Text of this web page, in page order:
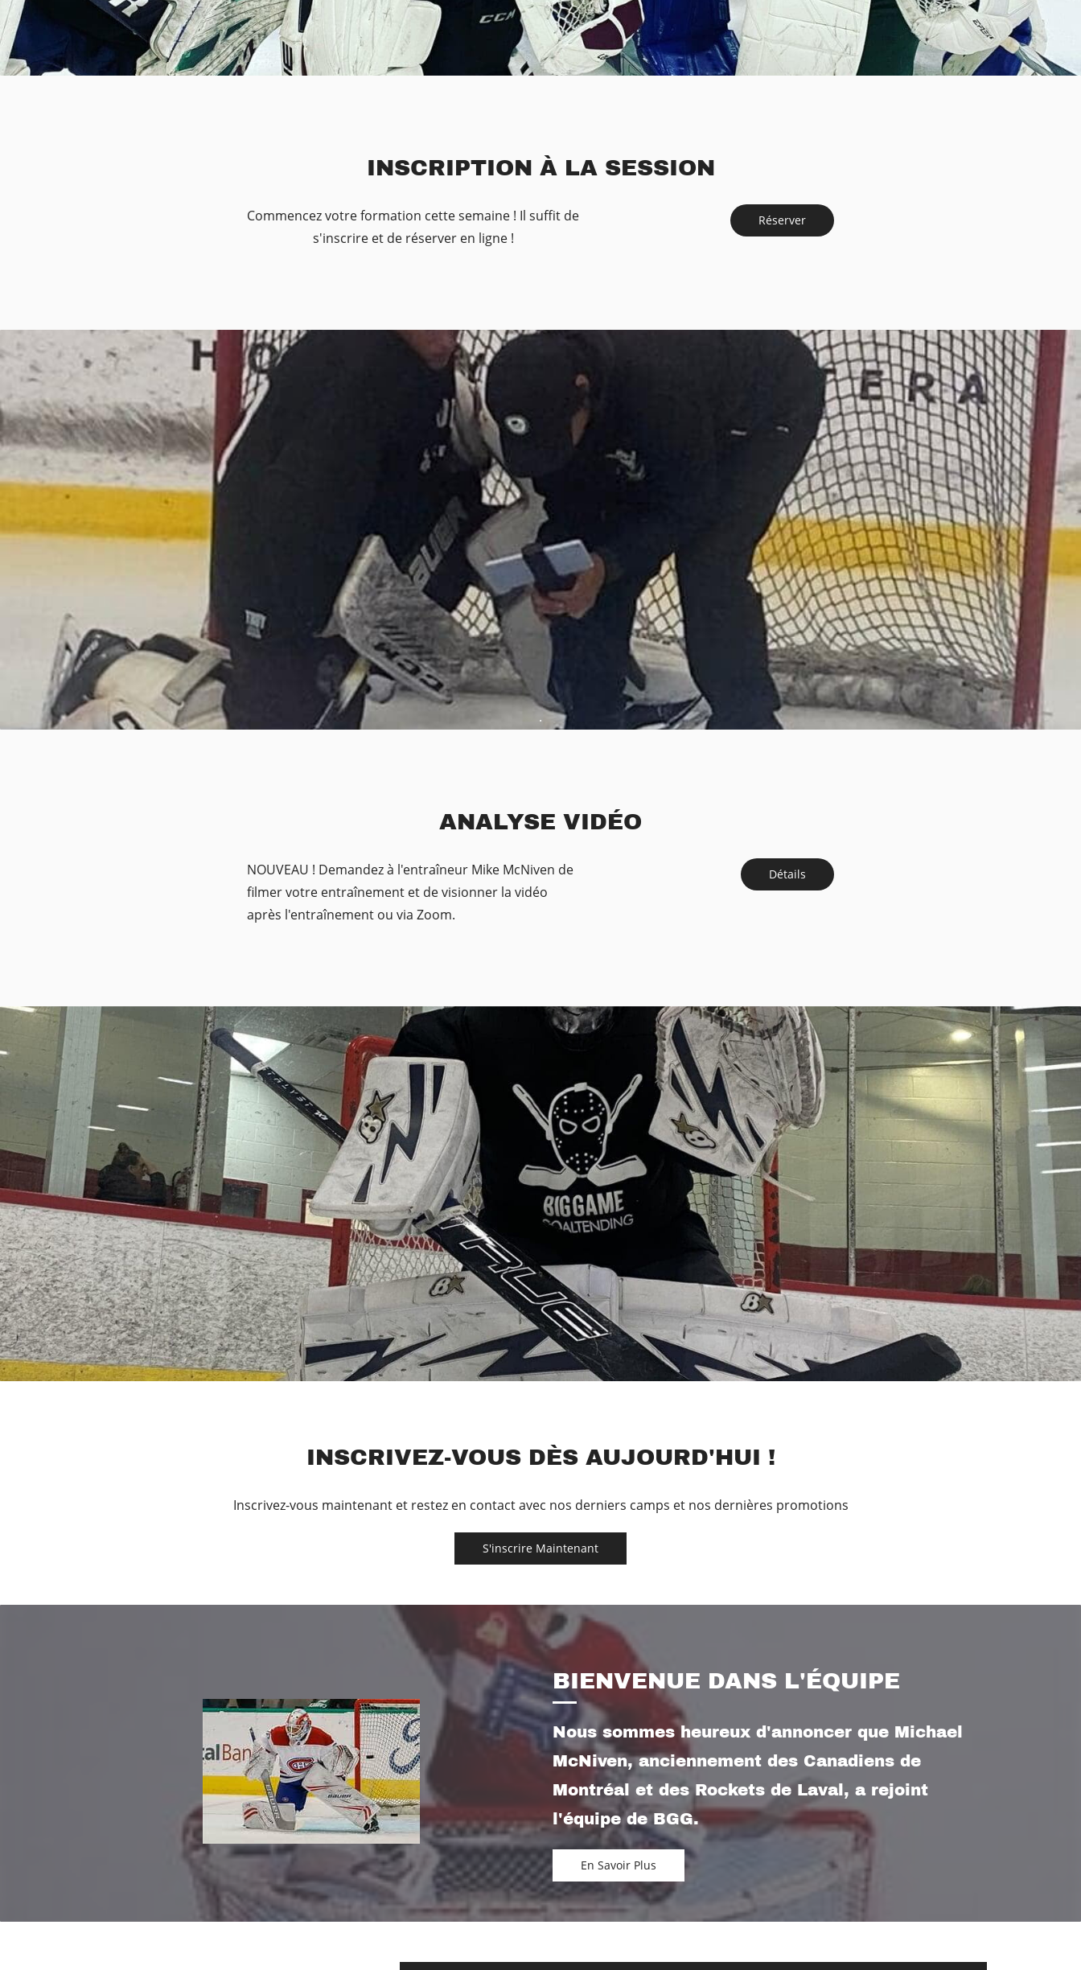
INSCRIPTION À LA SESSION
Commencez votre formation cette semaine ! Il suffit de
s'inscrire et de réserver en ligne !
Réserver
.
ANALYSE VIDÉO
NOUVEAU ! Demandez à l'entraîneur Mike McNiven de
filmer votre entraînement et de visionner la vidéo
après l'entraînement ou via Zoom.
Détails
INSCRIVEZ-VOUS DÈS AUJOURD'HUI !
Inscrivez-vous maintenant et restez en contact avec nos derniers camps et nos dernières promotions
S'inscrire Maintenant
BIENVENUE DANS L'ÉQUIPE
Nous sommes heureux d'annoncer que Michael
McNiven, anciennement des Canadiens de
Montréal et des Rockets de Laval, a rejoint
l'équipe de BGG.
En Savoir Plus